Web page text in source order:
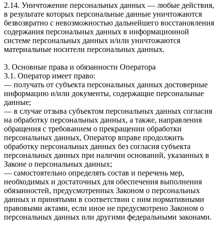
2.14. Уничтожение персональных данных — любые действия,
в результате которых персональные данные уничтожаются
безвозвратно с невозможностью дальнейшего восстановления
содержания персональных данных в информационной
системе персональных данных и/или уничтожаются
материальные носители персональных данных.
3. Основные права и обязанности Оператора
3.1. Оператор имеет право:
— получать от субъекта персональных данных достоверные
информацию и/или документы, содержащие персональные
данные;
— в случае отзыва субъектом персональных данных согласия
на обработку персональных данных, а также, направления
обращения с требованием о прекращении обработки
персональных данных, Оператор вправе продолжить
обработку персональных данных без согласия субъекта
персональных данных при наличии оснований, указанных в
Законе о персональных данных;
— самостоятельно определять состав и перечень мер,
необходимых и достаточных для обеспечения выполнения
обязанностей, предусмотренных Законом о персональных
данных и принятыми в соответствии с ним нормативными
правовыми актами, если иное не предусмотрено Законом о
персональных данных или другими федеральными законами.